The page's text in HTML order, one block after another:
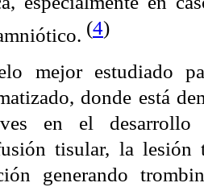
(4)
mejor estudiado
donde está
en el
tisular, la lesión
generando